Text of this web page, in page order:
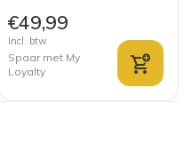
€49,99
Incl. btw
Spaar met My
Loyalty